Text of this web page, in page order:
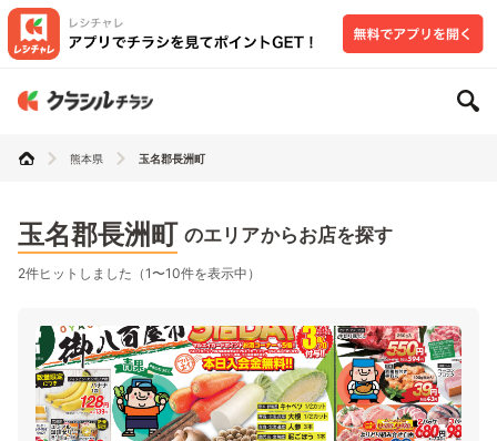
熊本県 玉名郡長洲町
玉名郡長洲町 のエリアからお店を探す
2件ヒットしました（1〜10件を表示中）